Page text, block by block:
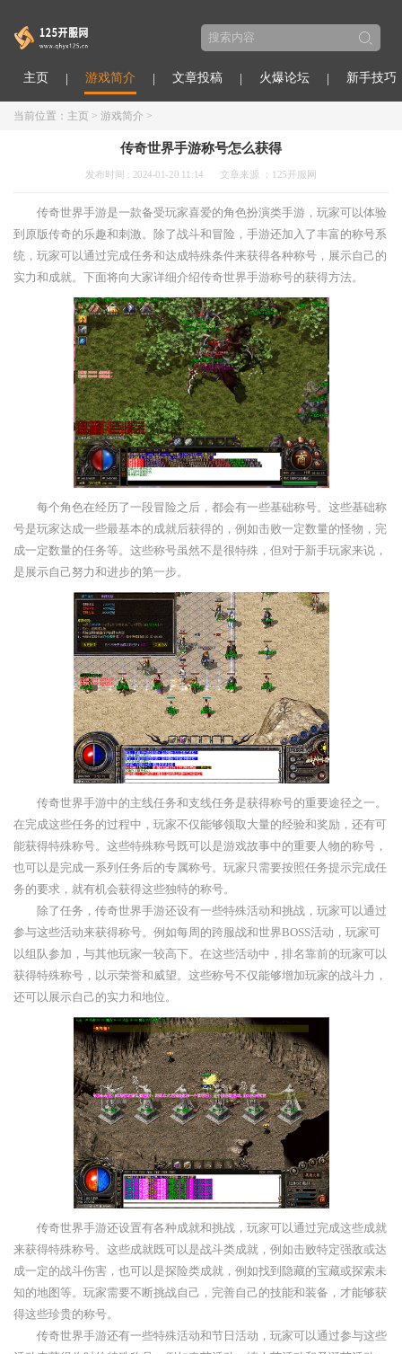
主页 游戏简介 文章投稿 火爆论坛 新手技巧
当前位置： 主页 > 游戏简介 >
传奇世界手游称号怎么获得
发布时间 : 2024-01-20 11:14 文章来源 ：125开服网
传奇世界手游是一款备受玩家喜爱的角色扮演类手游，玩家可以体验
到原版传奇的乐趣和刺激。除了战斗和冒险，手游还加入了丰富的称号系
统，玩家可以通过完成任务和达成特殊条件来获得各种称号，展示自己的
实力和成就。下面将向大家详细介绍传奇世界手游称号的获得方法。
每个角色在经历了一段冒险之后，都会有一些基础称号。这些基础称
号是玩家达成一些最基本的成就后获得的，例如击败一定数量的怪物，完
成一定数量的任务等。这些称号虽然不是很特殊，但对于新手玩家来说，
是展示自己努力和进步的第一步。
传奇世界手游中的主线任务和支线任务是获得称号的重要途径之一。
在完成这些任务的过程中，玩家不仅能够领取大量的经验和奖励，还有可
能获得特殊称号。这些特殊称号既可以是游戏故事中的重要人物的称号，
也可以是完成一系列任务后的专属称号。玩家只需要按照任务提示完成任
务的要求，就有机会获得这些独特的称号。
除了任务，传奇世界手游还设有一些特殊活动和挑战，玩家可以通过
参与这些活动来获得称号。例如每周的跨服战和世界BOSS活动，玩家可
以组队参加，与其他玩家一较高下。在这些活动中，排名靠前的玩家可以
获得特殊称号，以示荣誉和威望。这些称号不仅能够增加玩家的战斗力，
还可以展示自己的实力和地位。
传奇世界手游还设置有各种成就和挑战，玩家可以通过完成这些成就
来获得特殊称号。这些成就既可以是战斗类成就，例如击败特定强敌或达
成一定的战斗伤害，也可以是探险类成就，例如找到隐藏的宝藏或探索未
知的地图等。玩家需要不断挑战自己，完善自己的技能和装备，才能够获
得这些珍贵的称号。
传奇世界手游还有一些特殊活动和节日活动，玩家可以通过参与这些